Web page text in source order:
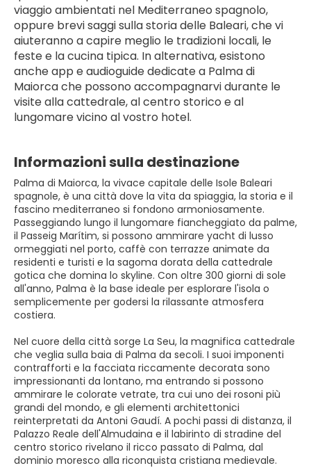
viaggio ambientati nel Mediterraneo spagnolo,
oppure brevi saggi sulla storia delle Baleari, che vi
aiuteranno a capire meglio le tradizioni locali, le
feste e la cucina tipica. In alternativa, esistono
anche app e audioguide dedicate a Palma di
Maiorca che possono accompagnarvi durante le
visite alla cattedrale, al centro storico e al
lungomare vicino al vostro hotel.
Informazioni sulla destinazione
Palma di Maiorca, la vivace capitale delle Isole Baleari
spagnole, è una città dove la vita da spiaggia, la storia e il
fascino mediterraneo si fondono armoniosamente.
Passeggiando lungo il lungomare fiancheggiato da palme,
il Passeig Marítim, si possono ammirare yacht di lusso
ormeggiati nel porto, caffè con terrazze animate da
residenti e turisti e la sagoma dorata della cattedrale
gotica che domina lo skyline. Con oltre 300 giorni di sole
all'anno, Palma è la base ideale per esplorare l'isola o
semplicemente per godersi la rilassante atmosfera
costiera.
Nel cuore della città sorge La Seu, la magnifica cattedrale
che veglia sulla baia di Palma da secoli. I suoi imponenti
contrafforti e la facciata riccamente decorata sono
impressionanti da lontano, ma entrando si possono
ammirare le colorate vetrate, tra cui uno dei rosoni più
grandi del mondo, e gli elementi architettonici
reinterpretati da Antoni Gaudí. A pochi passi di distanza, il
Palazzo Reale dell'Almudaina e il labirinto di stradine del
centro storico rivelano il ricco passato di Palma, dal
dominio moresco alla riconquista cristiana medievale.